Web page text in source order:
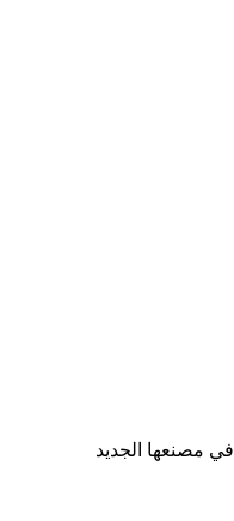
مصنعها الجديد